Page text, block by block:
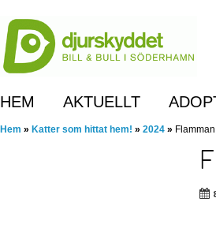
Skip to content
HEM AKTUELLT
Hem » Katter som hittat hem! » 2024 »